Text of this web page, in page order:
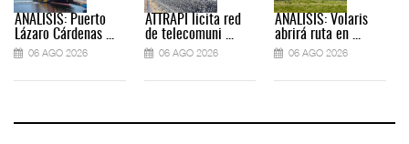
ANÁLISIS: Puerto
Lázaro Cárdenas ...
06 AGO 2026
ATTRAPI licita red
de telecomuni ...
06 AGO 2026
ANÁLISIS: Volaris
abrirá ruta en ...
06 AGO 2026